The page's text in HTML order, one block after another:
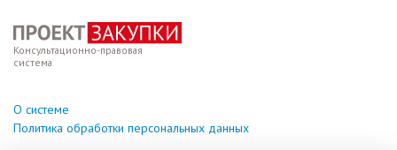
Консультационно-правовая
система
О системе
Политика обработки персональных данных